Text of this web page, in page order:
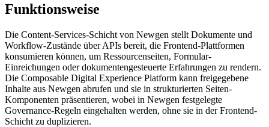
Funktionsweise
Die Content-Services-Schicht von Newgen stellt Dokumente und
Workflow-Zustände über APIs bereit, die Frontend-Plattformen
konsumieren können, um Ressourcenseiten, Formular-
Einreichungen oder dokumentengesteuerte Erfahrungen zu rendern.
Die Composable Digital Experience Platform kann freigegebene
Inhalte aus Newgen abrufen und sie in strukturierten Seiten-
Komponenten präsentieren, wobei in Newgen festgelegte
Governance-Regeln eingehalten werden, ohne sie in der Frontend-
Schicht zu duplizieren.